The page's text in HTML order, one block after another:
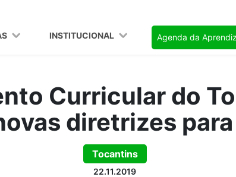
INSTITUCIONAL Agenda da
Curricular do
diretrizes
Tocantins
22.11.2019